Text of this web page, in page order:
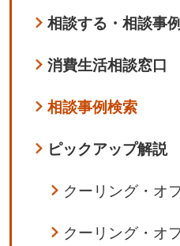
相談する・相談事
消費生活相談窓口
相談事例検索
ピックアップ解説
クーリング・オ
クーリング・オ